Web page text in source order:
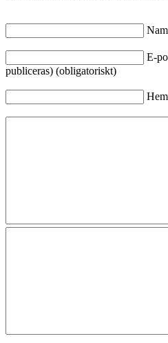
E-
publiceras) (obligatoriskt)